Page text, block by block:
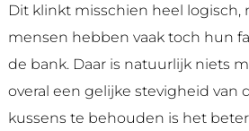
Dit klinkt misschien heel logisch,
mensen hebben vaak toch hun
de bank. Daar is natuurlijk niets
overal een gelijke stevigheid van
kussens te behouden is het